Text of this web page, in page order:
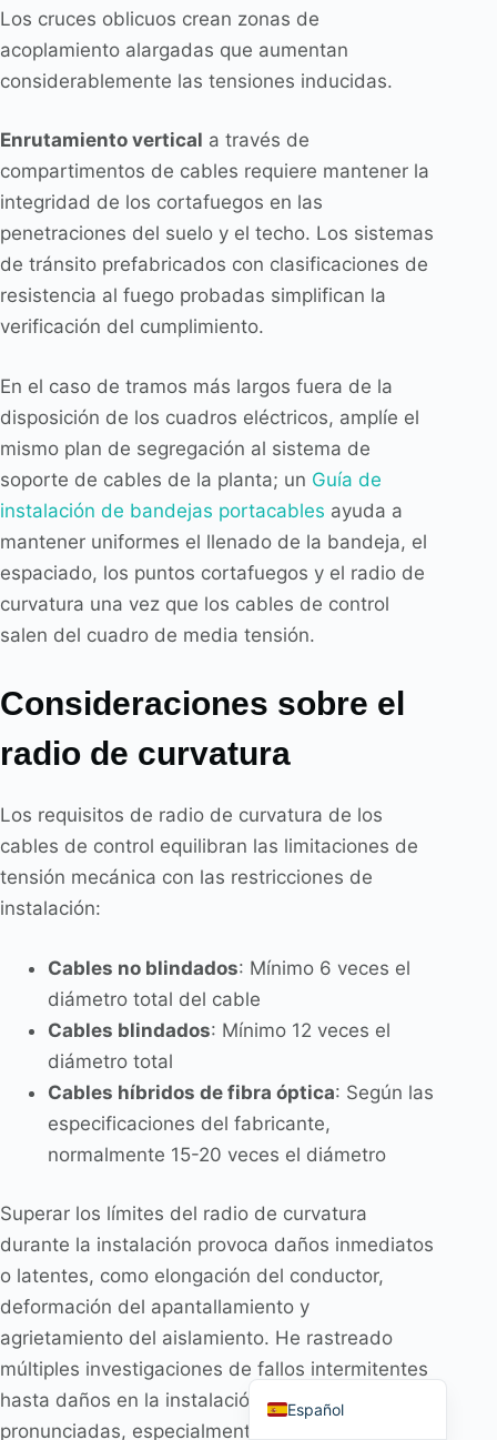
Los cruces oblicuos crean zonas de
acoplamiento alargadas que aumentan
considerablemente las tensiones inducidas.
Enrutamiento vertical a través de
compartimentos de cables requiere mantener la
integridad de los cortafuegos en las
penetraciones del suelo y el techo. Los sistemas
de tránsito prefabricados con clasificaciones de
resistencia al fuego probadas simplifican la
verificación del cumplimiento.
En el caso de tramos más largos fuera de la
disposición de los cuadros eléctricos, amplíe el
mismo plan de segregación al sistema de
soporte de cables de la planta; un Guía de
instalación de bandejas portacables ayuda a
mantener uniformes el llenado de la bandeja, el
espaciado, los puntos cortafuegos y el radio de
curvatura una vez que los cables de control
salen del cuadro de media tensión.
Consideraciones sobre el
radio de curvatura
Los requisitos de radio de curvatura de los
cables de control equilibran las limitaciones de
tensión mecánica con las restricciones de
instalación:
Cables no blindados: Mínimo 6 veces el
diámetro total del cable
Cables blindados: Mínimo 12 veces el
diámetro total
Cables híbridos de fibra óptica: Según las
especificaciones del fabricante,
normalmente 15-20 veces el diámetro
Superar los límites del radio de curvatura
durante la instalación provoca daños inmediatos
o latentes, como elongación del conductor,
deformación del apantallamiento y
agrietamiento del aislamiento. He rastreado
múltiples investigaciones de fallos intermitentes
hasta daños en la instalación en curvas
pronunciadas, especialmente dentro de recintos
Español
English
हिन्दी
Русский
Français
Deutsch
العربية
Português do Brasil